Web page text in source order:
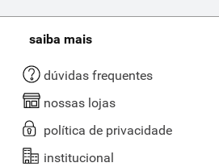
saiba mais
dúvidas frequentes
nossas lojas
política de privacidade
institucional